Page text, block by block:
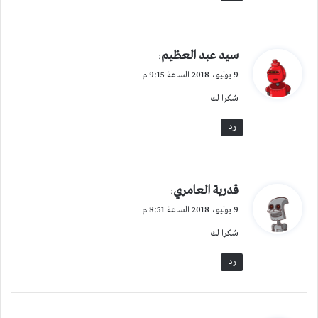
ي
ل
سيد عبد العظيم:
9 يوليو، 2018 الساعة 9:15 م
شكرا لك
رد
ي
ل
قدرية العامري:
9 يوليو، 2018 الساعة 8:51 م
شكرا لك
رد